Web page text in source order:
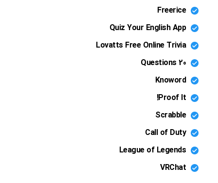
Freerice
Quiz Your English App
Lovatts Free Online Trivia
20 Questions
Knoword
Proof It!
Scrabble
Call of Duty
League of Legends
VRChat